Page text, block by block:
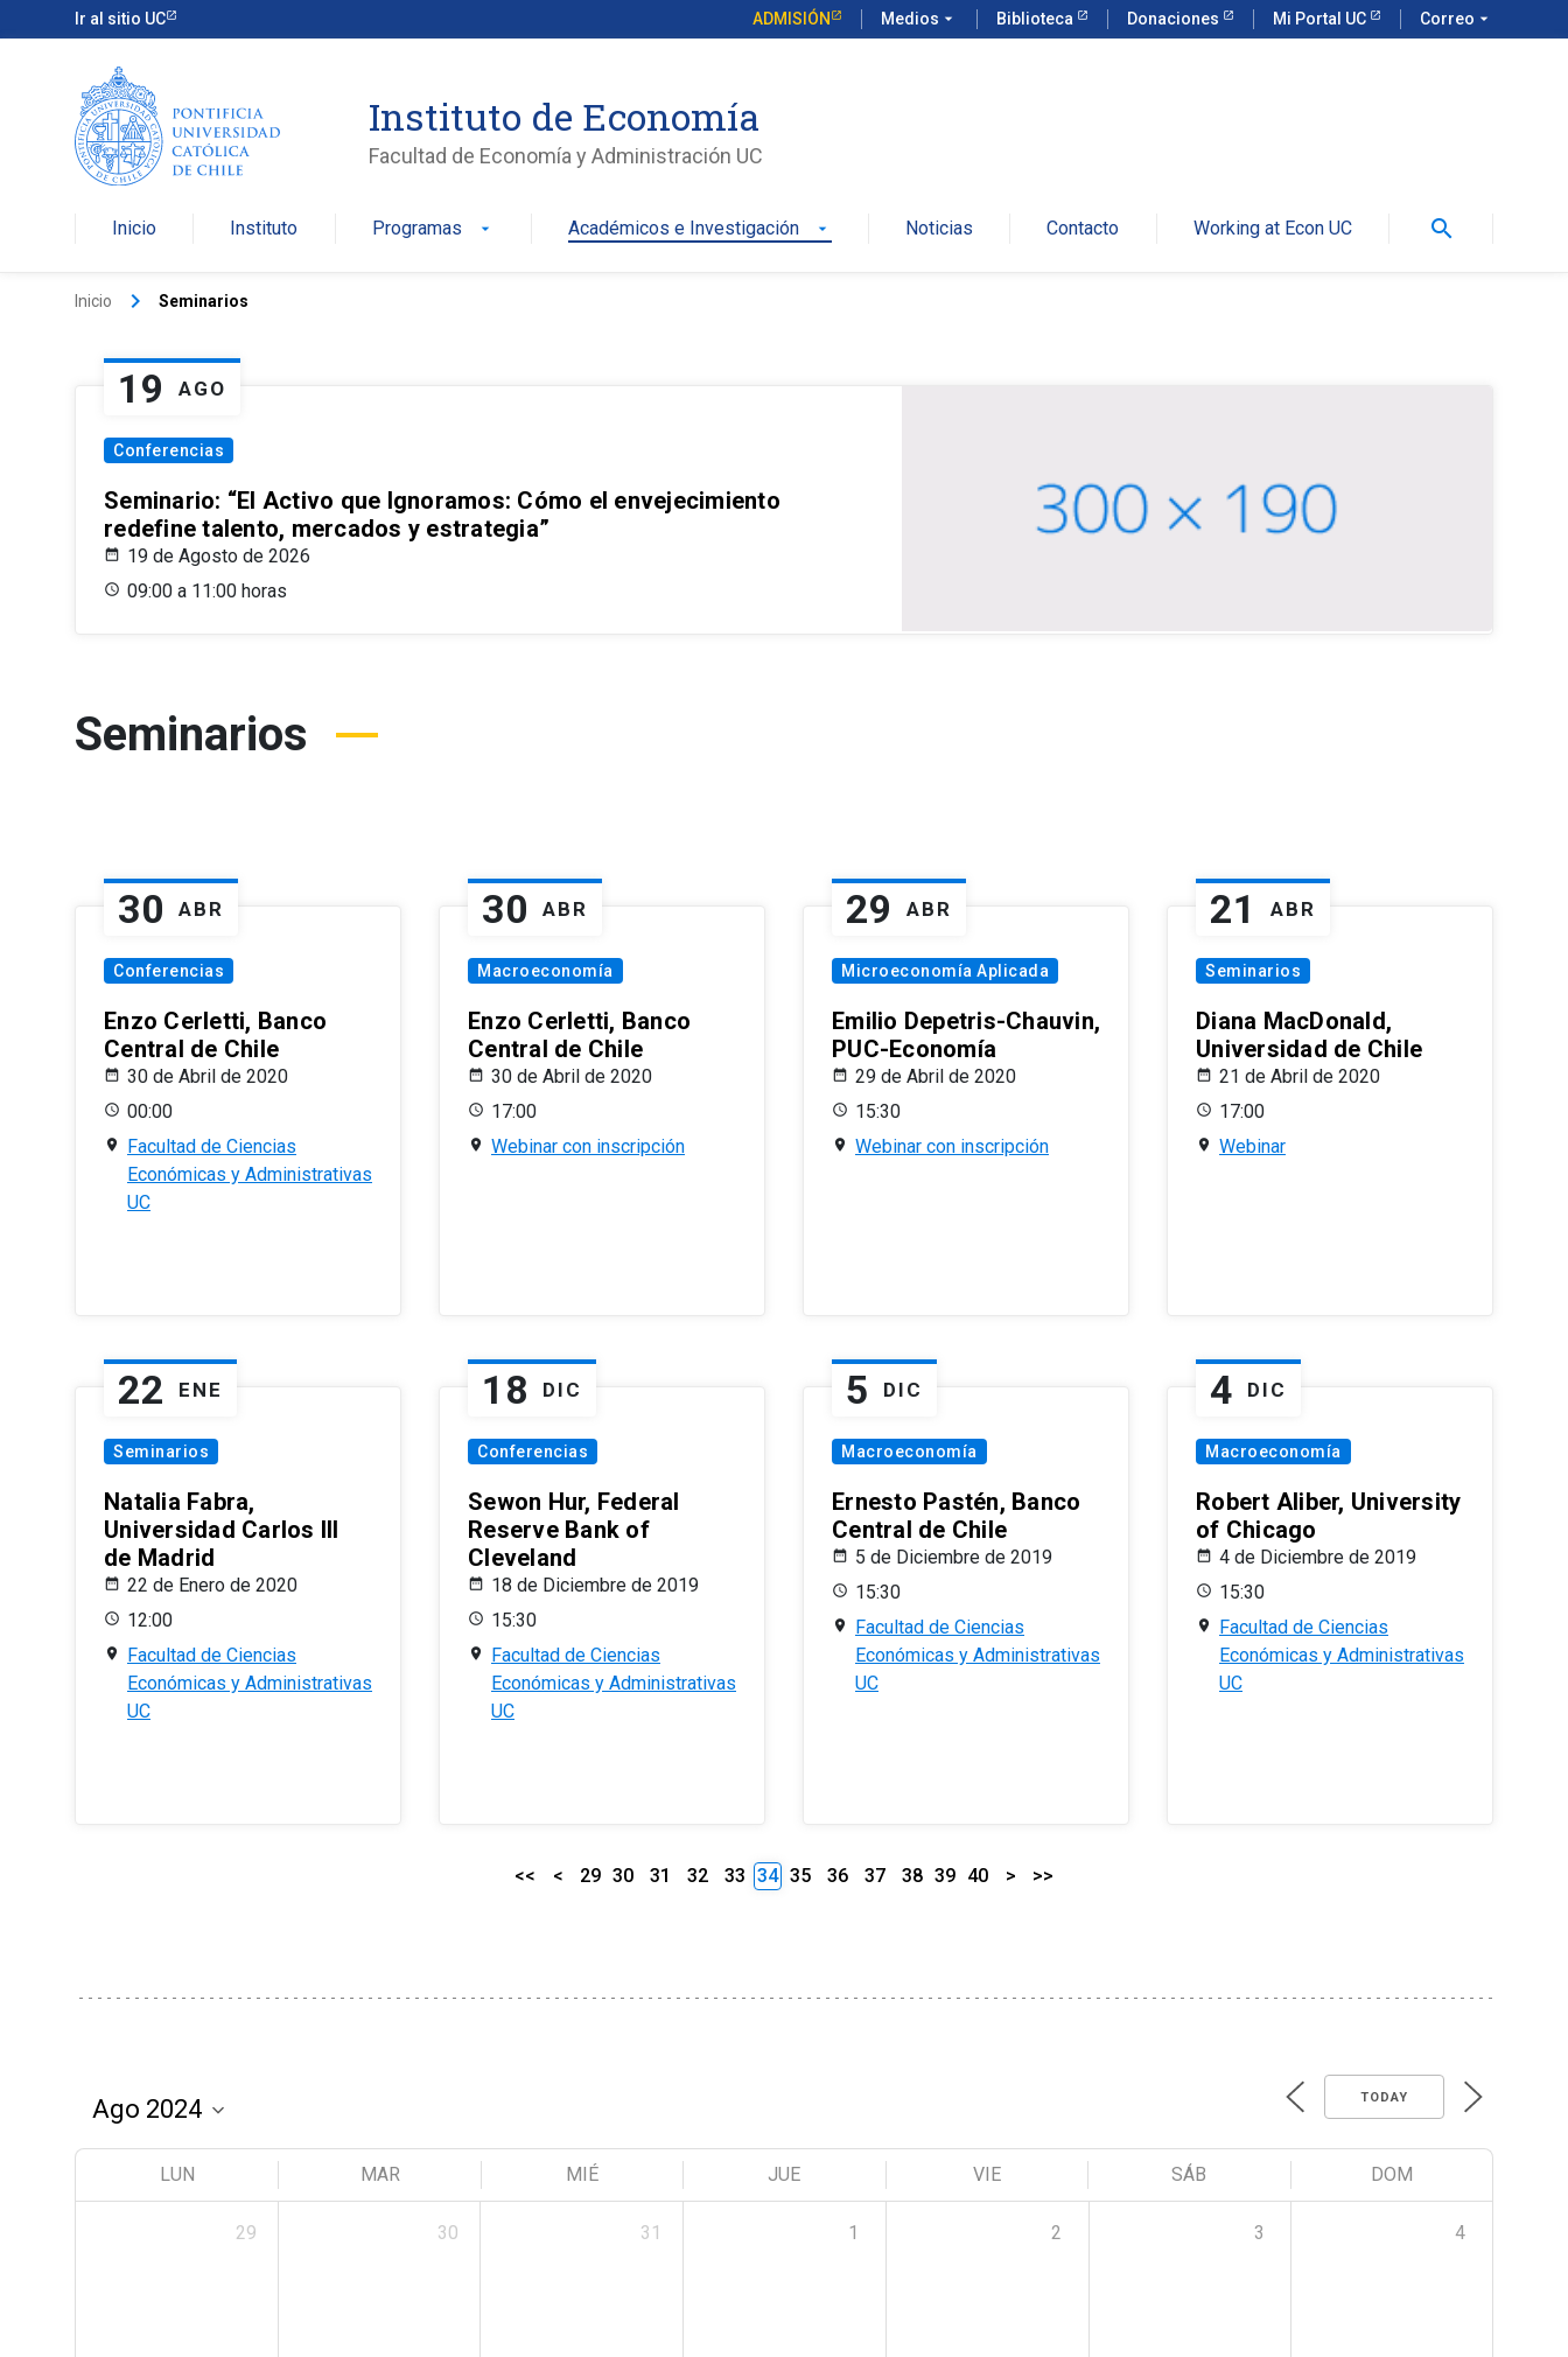
Ir al sitio UC ADMISIÓN Medios arrow_drop_down Biblioteca Donaciones Mi Portal UC Correo arrow_drop_down
Instituto de Economía
Facultad de Economía y Administración UC
Inicio Instituto Programas arrow_drop_down Académicos e Investigación arrow_drop_down Noticias Contacto Working at Econ UC search
Inicio keyboard_arrow_right Seminarios
19 AGO
Conferencias
Seminario: “El Activo que Ignoramos: Cómo el envejecimiento
redefine talento, mercados y estrategia”
19 de Agosto de 2026
09:00 a 11:00 horas
Seminarios
30 ABR
Conferencias
Enzo Cerletti, Banco
Central de Chile
30 de Abril de 2020
00:00
Facultad de Ciencias
Económicas y Administrativas
UC
30 ABR
Macroeconomía
Enzo Cerletti, Banco
Central de Chile
30 de Abril de 2020
17:00
Webinar con inscripción
29 ABR
Microeconomía Aplicada
Emilio Depetris-Chauvin,
PUC-Economía
29 de Abril de 2020
15:30
Webinar con inscripción
21 ABR
Seminarios
Diana MacDonald,
Universidad de Chile
21 de Abril de 2020
17:00
Webinar
22 ENE
Seminarios
Natalia Fabra,
Universidad Carlos III
de Madrid
22 de Enero de 2020
12:00
Facultad de Ciencias
Económicas y Administrativas
UC
18 DIC
Conferencias
Sewon Hur, Federal
Reserve Bank of
Cleveland
18 de Diciembre de 2019
15:30
Facultad de Ciencias
Económicas y Administrativas
UC
5 DIC
Macroeconomía
Ernesto Pastén, Banco
Central de Chile
5 de Diciembre de 2019
15:30
Facultad de Ciencias
Económicas y Administrativas
UC
4 DIC
Macroeconomía
Robert Aliber, University
of Chicago
4 de Diciembre de 2019
15:30
Facultad de Ciencias
Económicas y Administrativas
UC
<< < 29 30 31 32 33 34 35 36 37 38 39 40 > >>
TODAY
LUN MAR MIÉ JUE VIE SÁB DOM
29 30 31 1 2 3 4